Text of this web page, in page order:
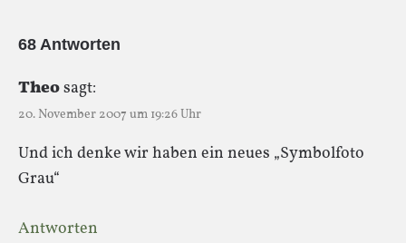
68 Antworten
Theosagt:
20. November 2007 um 19:26 Uhr
Und ich denke wir haben ein neues „Symbolfoto
Grau“
Antworten